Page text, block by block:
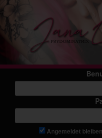
Angemeldet bleiben